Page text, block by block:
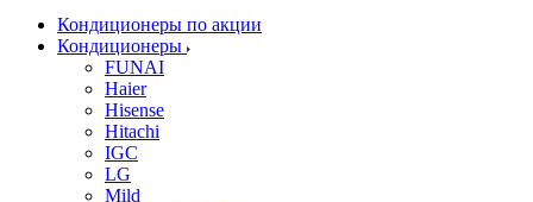
Кондиционеры по акции
Кондиционеры
FUNAI
Haier
Hisense
Hitachi
IGC
LG
Mild